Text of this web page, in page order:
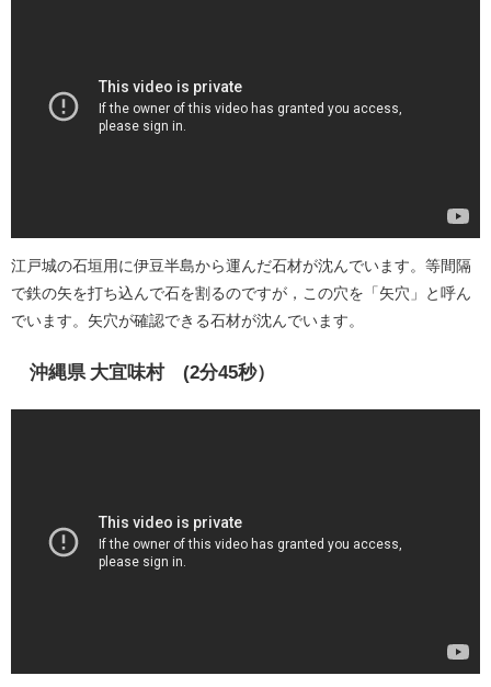
江戸城の石垣用に伊豆半島から運んだ石材が沈んでいます。等間隔
で鉄の矢を打ち込んで石を割るのですが，この穴を「矢穴」と呼ん
でいます。矢穴が確認できる石材が沈んでいます。
沖縄県 大宜味村 (2分45秒）